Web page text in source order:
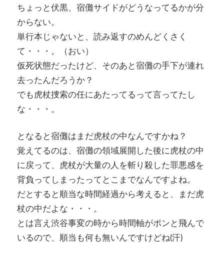
ちょっと伏黒、宿儺サイドがどうなってるかが分
からない。
単行本じゃないと、読み返すのめんどくさく
て・・・。（おい）
仮死状態だったけど、そのあと宿儺の手下が連れ
去ったんだろうか？
でも虎杖捜索の任にあたってるって言ってたし
な・・・。
となると宿儺はまだ虎杖の中なんですかね？
覚えてるのは、宿儺の領域展開した後に虎杖の中
に戻って、虎杖が大量の人を斬り殺した罪悪感を
背負ってしまったってとこまでなんですよね。
だとすると順当な時間経過から考えると、まだ虎
杖の中だよな・・・。
とは言え渋谷事変の時から時間軸がポンと飛んで
いるので、順当も何も無いんですけどね(汗)